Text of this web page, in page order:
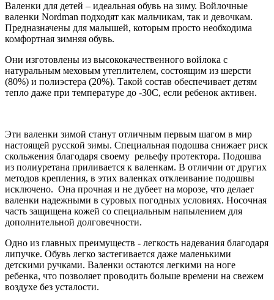
Валенки для детей – идеальная обувь на зиму. Войлочные
валенки Nordman подходят как мальчикам, так и девочкам.
Предназначены для малышей, которым просто необходима
комфортная зимняя обувь.
Они изготовлены из высококачественного войлока с
натуральным меховым утеплителем, состоящим из шерсти
(80%) и полиэстера (20%). Такой состав обеспечивает детям
тепло даже при температуре до -30С, если ребенок активен.
Эти валенки зимой станут отличным первым шагом в мир
настоящей русской зимы. Специальная подошва снижает риск
скольжения благодаря своему рельефу протектора. Подошва
из полиуретана приливается к валенкам. В отличии от других
методов крепления, в этих валенках отклеивание подошвы
исключено. Она прочная и не дубеет на морозе, что делает
валенки надежными в суровых погодных условиях. Носочная
часть защищена кожей со специальным напылением для
дополнительной долговечности.
Одно из главных преимуществ - легкость надевания благодаря
липучке. Обувь легко застегивается даже маленькими
детскими ручками. Валенки остаются легкими на ноге
ребенка, что позволяет проводить больше времени на свежем
воздухе без усталости.